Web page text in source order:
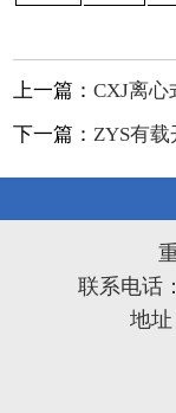
上一篇：CXJ离心
下一篇：ZYS有
联系电话
地